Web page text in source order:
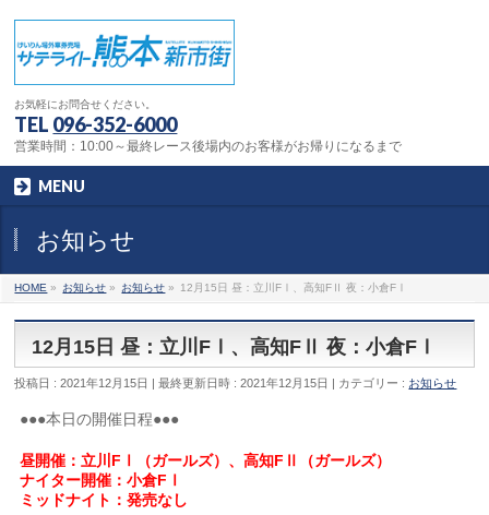
お気軽にお問合せください。
TEL 096-352-6000
営業時間：10:00～最終レース後場内のお客様がお帰りになるまで
MENU
お知らせ
HOME » お知らせ » お知らせ » 12月15日 昼：立川FⅠ、高知FⅡ 夜：小倉FⅠ
12月15日 昼：立川FⅠ、高知FⅡ 夜：小倉FⅠ
投稿日 : 2021年12月15日 最終更新日時 : 2021年12月15日 カテゴリー : お知らせ
●●●本日の開催日程●●●
昼開催：立川FⅠ（ガールズ）、高知FⅡ（ガールズ）
ナイター開催：小倉FⅠ
ミッドナイト：発売なし